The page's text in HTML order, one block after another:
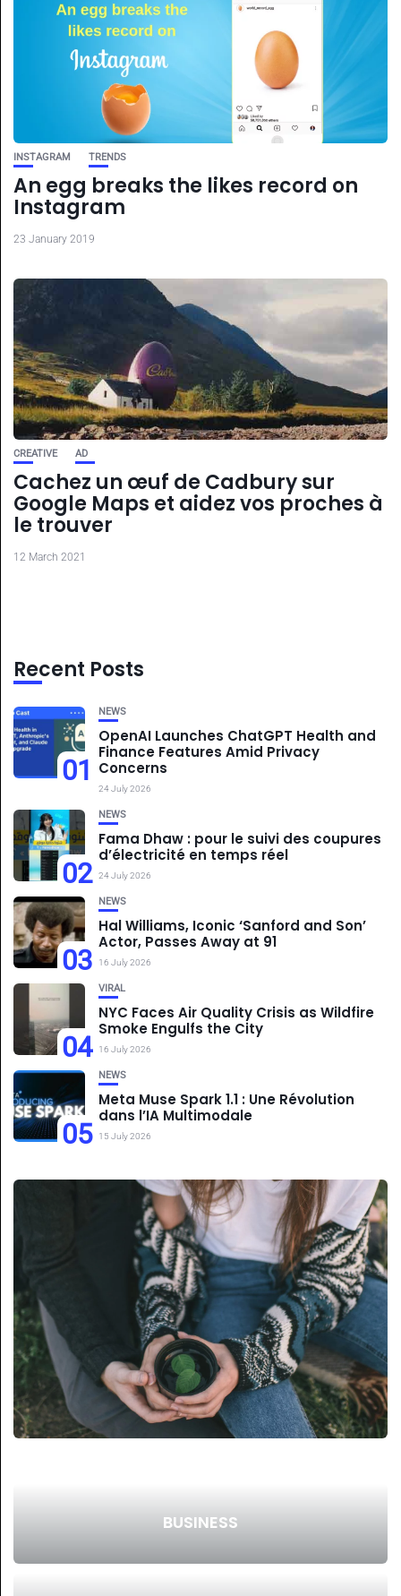
INSTAGRAM TRENDS
An egg breaks the likes record on
Instagram
23 January 2019
CREATIVE AD
Cachez un œuf de Cadbury sur
Google Maps et aidez vos proches à
le trouver
12 March 2021
Recent Posts
01
NEWS
OpenAI Launches ChatGPT Health and
Finance Features Amid Privacy
Concerns
24 July 2026
02
NEWS
Fama Dhaw : pour le suivi des coupures
d’électricité en temps réel
24 July 2026
03
NEWS
Hal Williams, Iconic ‘Sanford and Son’
Actor, Passes Away at 91
16 July 2026
04
VIRAL
NYC Faces Air Quality Crisis as Wildfire
Smoke Engulfs the City
16 July 2026
05
NEWS
Meta Muse Spark 1.1 : Une Révolution
dans l’IA Multimodale
15 July 2026
BUSINESS